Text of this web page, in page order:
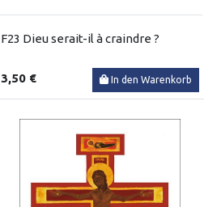
F23 Dieu serait-il à craindre ?
3,50 € In den Warenkorb